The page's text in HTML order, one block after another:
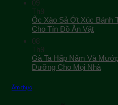
09
Th9
Ốc Xào Sả Ớt Xúc Bánh
Cho Tín Đồ Ăn Vặt
08
Th9
Gà Ta Hấp Nấm Và
Dưỡng Cho Mọi Nhà
Ẩm thực